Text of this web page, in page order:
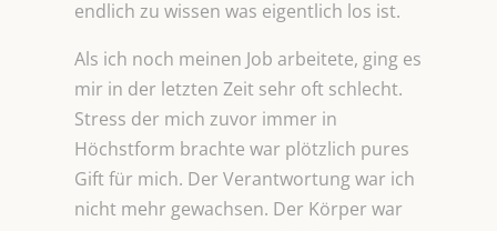
endlich zu wissen was eigentlich los ist.
Als ich noch meinen Job arbeitete, ging es
mir in der letzten Zeit sehr oft schlecht.
Stress der mich zuvor immer in
Höchstform brachte war plötzlich pures
Gift für mich. Der Verantwortung war ich
nicht mehr gewachsen. Der Körper war